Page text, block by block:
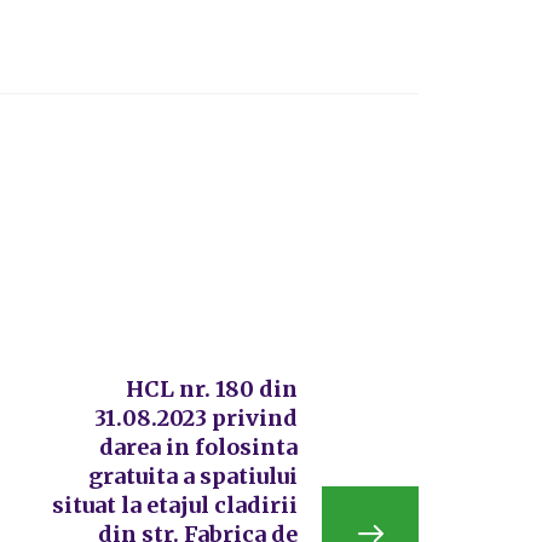
HCL nr. 180 din
31.08.2023 privind
darea in folosinta
gratuita a spatiului
situat la etajul cladirii
din str. Fabrica de